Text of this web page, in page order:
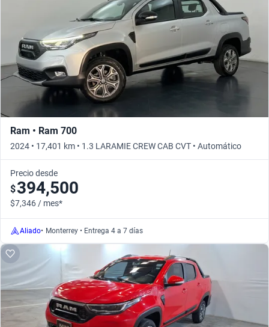
Ram • Ram 700
2024 • 17,401 km • 1.3 LARAMIE CREW CAB CVT • Automático
Precio desde
$394,500
$7,346 / mes*
Aliado• Monterrey • Entrega 4 a 7 días